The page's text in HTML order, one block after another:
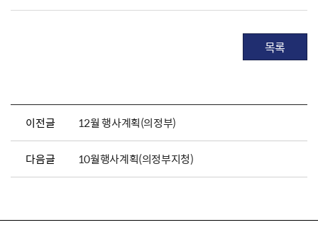
목록
이전글 12월 행사계획(의정부)
다음글 10월행사계획(의정부지청)